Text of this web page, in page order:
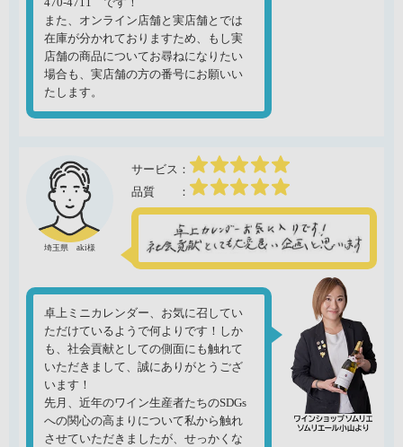
また、オンライン店舗と実店舗とでは
在庫が分かれておりますため、もし実
店舗の商品についてお尋ねになりたい
場合も、実店舗の方の番号にお願いい
たします。
埼玉県 aki様
卓上ミニカレンダー、お気に召してい
ただけているようで何よりです！しか
も、社会貢献としての側面にも触れて
いただきまして、誠にありがとうござ
います！
先月、近年のワイン生産者たちのSDGs
への関心の高まりについて私から触れ
させていただきましたが、せっかくな